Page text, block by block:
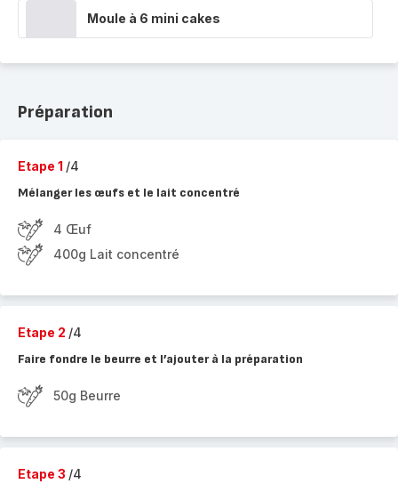
Moule à 6 mini cakes
Préparation
Etape 1 /4
Mélanger les œufs et le lait concentré
4 Œuf
400g Lait concentré
Etape 2 /4
Faire fondre le beurre et l’ajouter à la préparation
50g Beurre
Etape 3 /4